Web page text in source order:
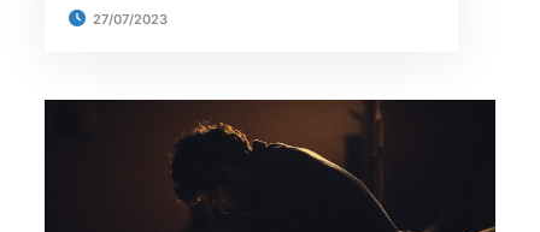
27/07/2023